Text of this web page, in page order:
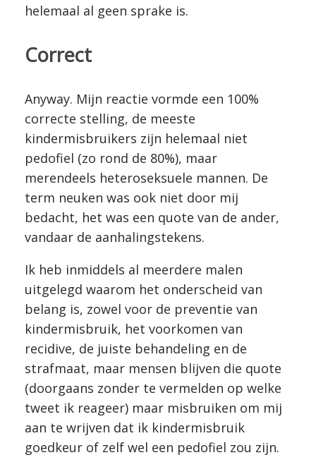
helemaal al geen sprake is.
Correct
Anyway. Mijn reactie vormde een 100%
correcte stelling, de meeste
kindermisbruikers zijn helemaal niet
pedofiel (zo rond de 80%), maar
merendeels heteroseksuele mannen. De
term neuken was ook niet door mij
bedacht, het was een quote van de ander,
vandaar de aanhalingstekens.
Ik heb inmiddels al meerdere malen
uitgelegd waarom het onderscheid van
belang is, zowel voor de preventie van
kindermisbruik, het voorkomen van
recidive, de juiste behandeling en de
strafmaat, maar mensen blijven die quote
(doorgaans zonder te vermelden op welke
tweet ik reageer) maar misbruiken om mij
aan te wrijven dat ik kindermisbruik
goedkeur of zelf wel een pedofiel zou zijn.